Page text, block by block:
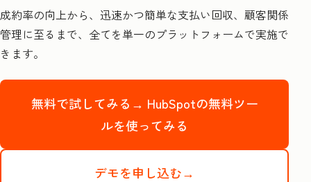
成約率の向上から、迅速かつ簡単な支払い回収、顧客関係
管理に至るまで、全てを単一のプラットフォームで実施で
きます。
無料で試してみる→ HubSpotの無料ツー
ルを使ってみる
デモを申し込む→